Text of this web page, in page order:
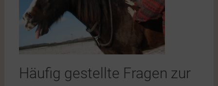
Häufig gestellte Fragen zur